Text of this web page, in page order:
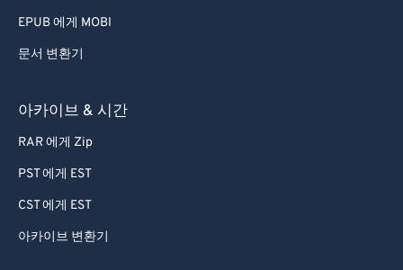
EPUB 에게 MOBI
문서 변환기
아카이브 & 시간
RAR 에게 Zip
PST 에게 EST
CST 에게 EST
아카이브 변환기